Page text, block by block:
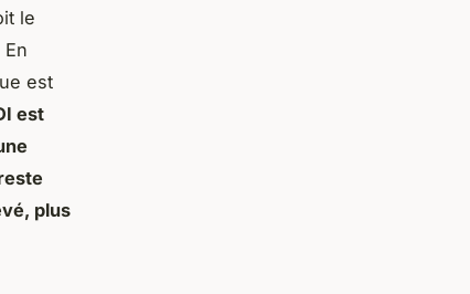
le
est
est
plus